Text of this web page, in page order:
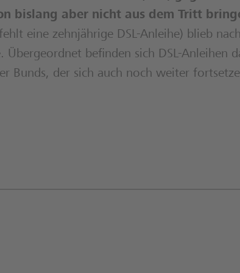
bislang aber nicht aus dem Tritt
eine zehnjährige DSL-Anleihe) blieb
Übergeordnet befinden sich DSL-Anleihen
Bunds, der sich auch noch weiter